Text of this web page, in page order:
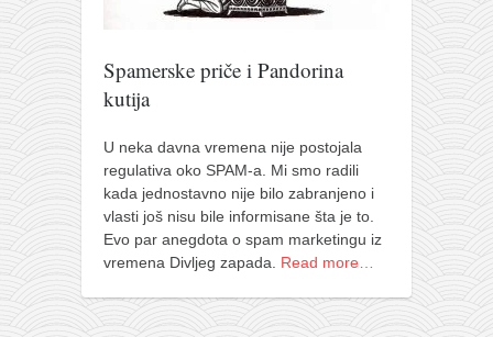
zabranjena istorija
ćirilica
porodične priče
umesto tvitera
kalendar srpski
azbuki i knjige
Okinava karate
najnovije na blogu
moje beleške
Spamerske priče i Pandorina
kutija
U neka davna vremena nije postojala
regulativa oko SPAM-a. Mi smo radili
kada jednostavno nije bilo zabranjeno i
vlasti još nisu bile informisane šta je to.
Evo par anegdota o spam marketingu iz
vremena Divljeg zapada. Read more…